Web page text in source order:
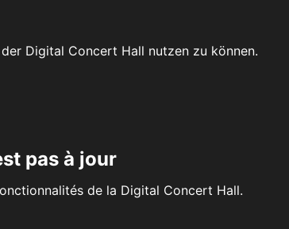
Digital Concert Hall nutzen zu können.
pas à jour
de la Digital Concert Hall.